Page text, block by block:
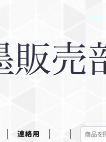
連絡用